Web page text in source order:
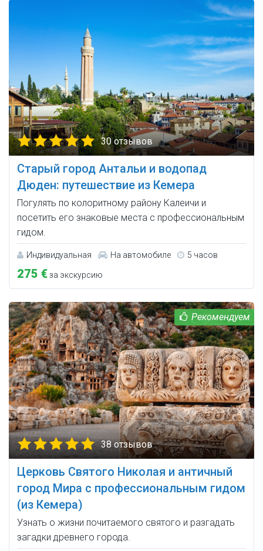
30 отзывов
Старый город Антальи и водопад
Дюден: путешествие из Кемера
Погулять по колоритному району Калеичи и
посетить его знаковые места с профессиональным
гидом.
Индивидуальная На автомобиле 5 часов
275 €за экскурсию
38 отзывов
Церковь Святого Николая и античный
город Мира с профессиональным гидом
(из Кемера)
Узнать о жизни почитаемого святого и разгадать
загадки древнего города.